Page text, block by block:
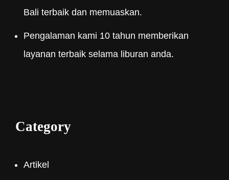
Bali terbaik dan memuaskan.
Pengalaman kami 10 tahun memberikan
layanan terbaik selama liburan anda.
Category
Artikel